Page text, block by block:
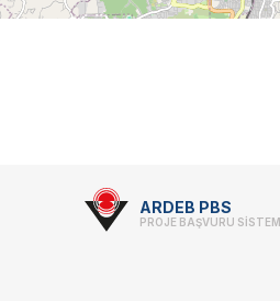
ARDEB PBS
PROJE BAŞVURU